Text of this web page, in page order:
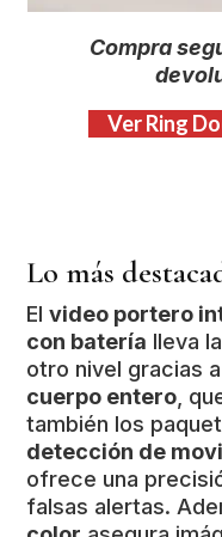
Compra
Ver Ring
Lo más
Elvideo portero
con batería lleva
otro nivel gracias
cuerpo entero ,
también los
detección de
ofrece una
falsas alertas.